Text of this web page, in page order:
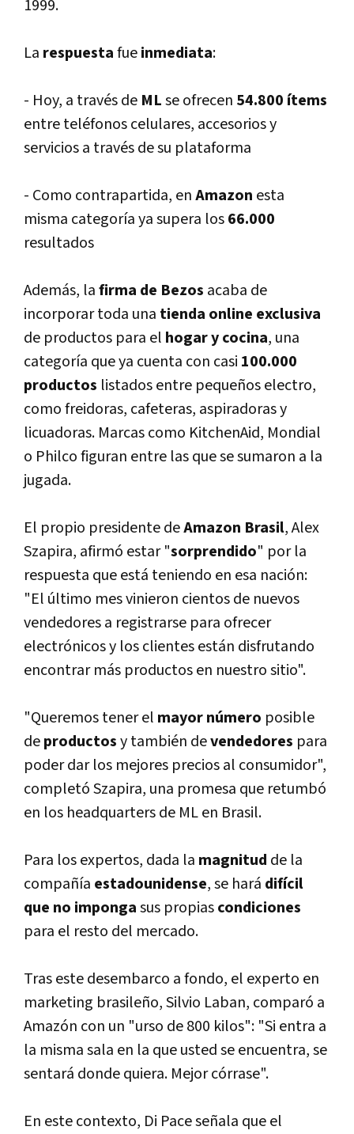
1999.
La respuestafueinmediata:
- Hoy, a través de MLse ofrecen 54.800 í­tems
entre teléfonos celulares, accesorios y
servicios a través de su plataforma
- Como contrapartida, enAmazon esta
misma categorí­a ya supera los66.000
resultados
Además, lafirma de Bezos acaba de
incorporar toda una tienda online exclusiva
de productos para el hogar y cocina, una
categorí­a que ya cuenta con casi 100.000
productos listados entre pequeños electro,
como freidoras, cafeteras, aspiradoras y
licuadoras. Marcas como KitchenAid, Mondial
o Philco figuran entre las que se sumaron a la
jugada.
El propio presidente deAmazon Brasil, Alex
Szapira, afirmó estar "sorprendido" por la
respuesta que está teniendo en esa nación:
"El último mes vinieron cientos de nuevos
vendedores a registrarse para ofrecer
electrónicos y los clientes están disfrutando
encontrar más productos en nuestro sitio".
"Queremos tener el mayor número posible
deproductosy también devendedores para
poder dar los mejores precios al consumidor",
completó Szapira, una promesa que retumbó
en los headquarters de ML en Brasil.
Para los expertos, dada la magnitud de la
compañí­a estadounidense, se hará difí­cil
que no impongasus propiascondiciones
para el resto del mercado.
Tras este desembarco a fondo, el experto en
marketing brasileño, Silvio Laban, comparó a
Amazón con un "urso de 800 kilos": "Si entra a
la misma sala en la que usted se encuentra, se
sentará donde quiera. Mejor córrase".
En este contexto, Di Pace señala que el